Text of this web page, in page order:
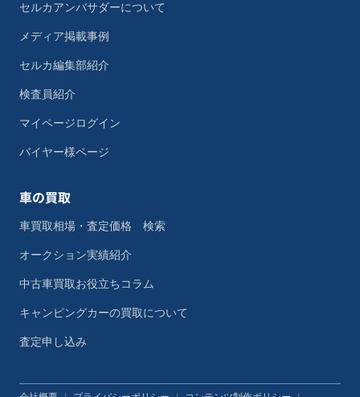
セルカアンバサダーについて
メディア掲載事例
セルカ編集部紹介
検査員紹介
マイページログイン
バイヤー様ページ
車の買取
車買取相場・査定価格 検索
オークション実績紹介
中古車買取お役立ちコラム
キャンピングカーの買取について
査定申し込み